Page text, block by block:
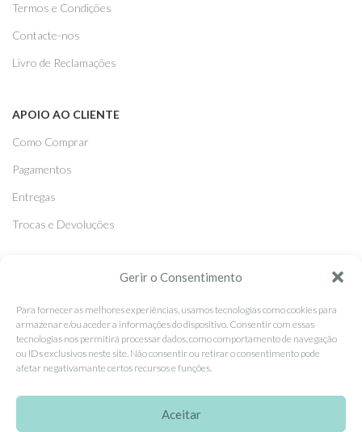
Gerir o Consentimento
Para fornecer as melhores experiências, usamos tecnologias como cookies para
armazenar e/ou aceder a informações do dispositivo. Consentir com essas
tecnologias nos permitirá processar dados, como comportamento de navegação
ou IDs exclusivos neste site. Não consentir ou retirar o consentimento pode
afetar negativamante certos recursos e funções.
Aceitar
Termos e Condições
Contacte-nos
Livro de Reclamações
APOIO AO CLIENTE
Como Comprar
Pagamentos
Entregas
Trocas e Devoluções
Facebook
Instagram
Pinterest